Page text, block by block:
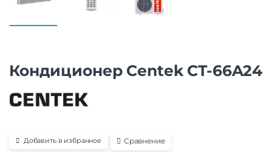
Кондиционер Centek CT-66A24
Добавить в избранное Сравнение